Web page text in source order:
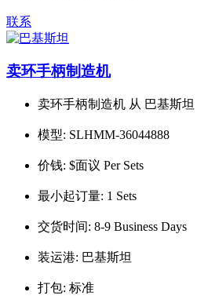
联系
卖环手柄制造机
卖环手柄制造机 从 巴基斯坦
模型: SLHMM-36044888
价钱: $面议 Per Sets
最小起订量: 1 Sets
交货时间: 8-9 Business Days
装运港: 巴基斯坦
打包: 标准